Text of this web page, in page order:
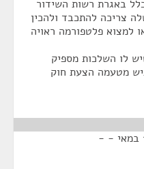
באגרת רשות השידור
צריכה להתכבד ולהכין
למצוא פלטפורמה ראויה
לו השלכות מספיק
מטעמה הצעת חוק